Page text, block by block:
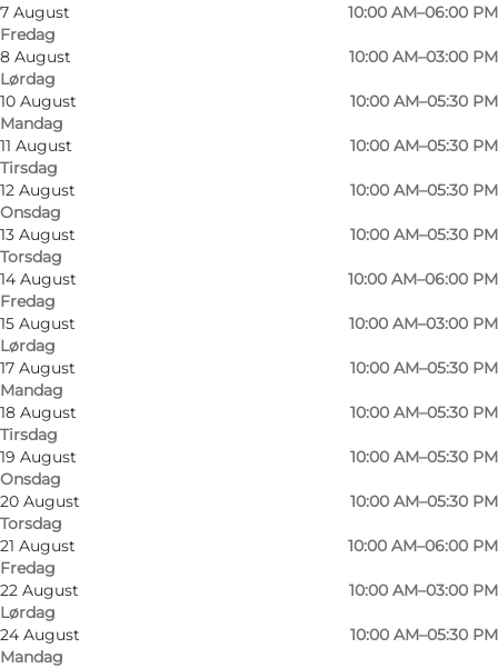
7 August
Fredag
10:00 AM–06:00 PM
8 August
Lørdag
10:00 AM–03:00 PM
10 August
Mandag
10:00 AM–05:30 PM
11 August
Tirsdag
10:00 AM–05:30 PM
12 August
Onsdag
10:00 AM–05:30 PM
13 August
Torsdag
10:00 AM–05:30 PM
14 August
Fredag
10:00 AM–06:00 PM
15 August
Lørdag
10:00 AM–03:00 PM
17 August
Mandag
10:00 AM–05:30 PM
18 August
Tirsdag
10:00 AM–05:30 PM
19 August
Onsdag
10:00 AM–05:30 PM
20 August
Torsdag
10:00 AM–05:30 PM
21 August
Fredag
10:00 AM–06:00 PM
22 August
Lørdag
10:00 AM–03:00 PM
24 August
Mandag
10:00 AM–05:30 PM
Moby Disc har i mere end 30 år været et sikkert
sted at finde musik for alle slags musikelskere.
Der finder du et stort udvalg af både vinyl,
dvd/blu-ray og cd. Lige fra nutidens populære
kunstnere, som du har hørt i radioen, til den lidt
mindre ukendte kunstner, som endnu ikke er
blevet opdaget eller som engang har været en
af tidens største ikoner. Her går man ikke fejl
Og skulle man få brug for assistance står der
altid en venlig medarbejder klar til at hjælpe
dig med at finde den titel, som du leder efter
eller vejlede dig med anbefalinger og
gaveidéer. Du går aldrig forgæves i Moby Disc,
da de også meget gerne bestiller de titler hjem,
som lige netop du leder efter.